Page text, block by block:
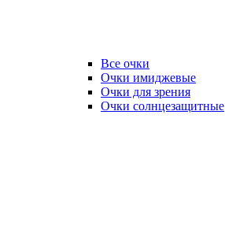
Все очки
Очки имиджевые
Очки для зрения
Очки солнцезащитные